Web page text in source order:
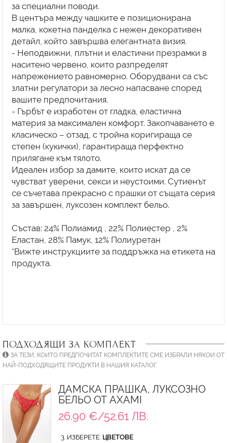
за специални поводи.
В центъра между чашките е позиционирана
малка, кокетна панделка с нежен декоративен
детайл, който завършва елегантната визия.
- Неподвижни, плътни и еластични презрамки в
наситено червено, които разпределят
напрежението равномерно. Оборудвани са със
златни регулатори за лесно напасване според
вашите предпочитания.
- Гърбът е изработен от гладка, еластична
материя за максимален комфорт. Закопчаването е
класическо – отзад, с тройна коригираща се
степен (кукички), гарантираща перфектно
прилягане към тялото.
Идеален избор за дамите, които искат да се
чувстват уверени, секси и неустоими. Сутиенът
се съчетава прекрасно с прашки от същата серия
за завършен, луксозен комплект бельо.
Състав: 24% Полиамид , 22% Полиестер , 2%
Еластан, 28% Памук, 12% Полиуретан
*Вижте инструкциите за поддръжка на етикета на
продукта.
ПОДХОДЯЩИ ЗА КОМПЛЕКТ
ЗА ТЕЗИ, КОИТО ПРЕДПОЧИТАТ КОМПЛЕКТИТЕ СМЕ ИЗБРАЛИ НЯКОИ ОТ
НАЙ-ПОДХОДЯЩИТЕ ПРОДУКТИ В НАШИЯ КАТАЛОГ.
ДАМСКА ПРАШКА, ЛУКСОЗНО
БЕЛЬО ОТ AXAMI
26.90 €/52.61 ЛВ.
3. ИЗБЕРЕТЕ: ЦВЕТОВЕ